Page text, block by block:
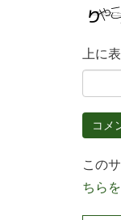
上に
この
ちら